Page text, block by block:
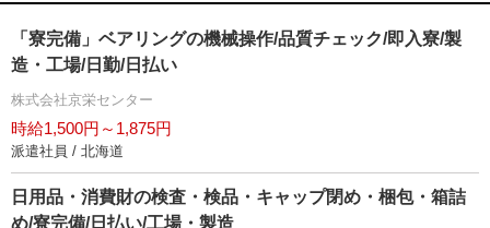
「寮完備」ベアリングの機械操作/品質チェック/即入寮/製
造・工場/日勤/日払い
株式会社京栄センター
時給1,500円～1,875円
派遣社員 / 北海道
日用品・消費財の検査・検品・キャップ閉め・梱包・箱詰
め/寮完備/日払い/工場・製造